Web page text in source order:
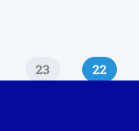
22
23